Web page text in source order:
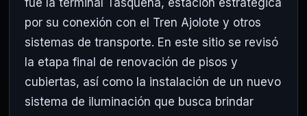
por su conexión con el Tren Ajolote y otros
sistemas de transporte. En este sitio se revisó
la etapa final de renovación de pisos y
cubiertas, así como la instalación de un nuevo
sistema de iluminación que busca brindar